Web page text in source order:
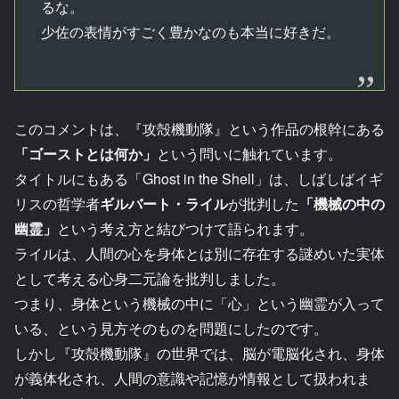
るな。
少佐の表情がすごく豊かなのも本当に好きだ。
このコメントは、『攻殻機動隊』という作品の根幹にある
「ゴーストとは何か」 という問いに触れています。
タイトルにもある「Ghost in the Shell」は、しばしばイギ
リスの哲学者ギルバート・ライルが批判した 「機械の中の
幽霊」 という考え方と結びつけて語られます。
ライルは、人間の心を身体とは別に存在する謎めいた実体
として考える心身二元論を批判しました。
つまり、身体という機械の中に「心」という幽霊が入って
いる、という見方そのものを問題にしたのです。
しかし『攻殻機動隊』の世界では、脳が電脳化され、身体
が義体化され、人間の意識や記憶が情報として扱われま